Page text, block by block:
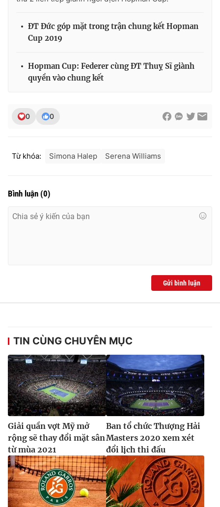
Cơ quan chủ quản:
cấp ngày 29/12/2023
Nguyễn Trọng Ninh
Tổng đài VTV:024.38 355 931 - 024.38 355 932
® Cấm sao chép dưới mọi hình thức nếu không có sự chấp
thuận bằng văn bản. Ghi rõ nguồn VTV.vn khi phát hành lại
thông tin từ website này.
ĐT Đức góp mặt trong trận chung kết Hopman
Cup 2019
Hopman Cup: Federer cùng ĐT Thuỵ Sĩ giành
quyền vào chung kết
0 0
Từ khóa: Simona Halep Serena Williams
Bình luận (0)
Gửi bình luận
TIN CÙNG CHUYÊN MỤC
Giải quần vợt Mỹ mở
rộng sẽ thay đổi mặt sân
từ mùa 2021
Ban tổ chức Thượng Hải
Masters 2020 xem xét
đổi lịch thi đấu